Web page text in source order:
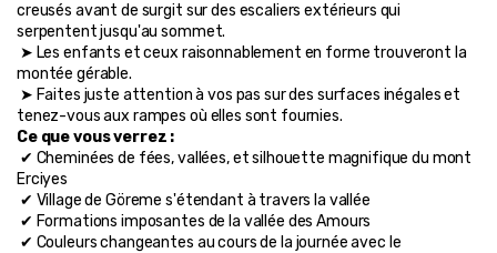
creusés avant de surgit sur des escaliers extérieurs qui
serpentent jusqu'au sommet.
montée gérable.
tenez-vous aux rampes où elles sont fournies.
Ce que vous verrez :
Erciyes
✔ Village de Göreme s'étendant à travers la vallée
✔ Formations imposantes de la vallée des Amours